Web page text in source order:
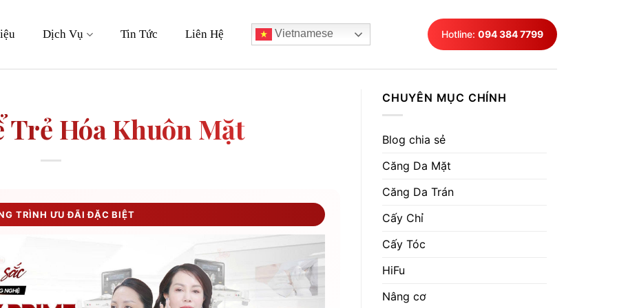
Dịch Vụ Tin Tức Liên Hệ Vietnamese Hotline: 094 384 7799
Trẻ Hóa Khuôn Mặt
TRÌNH ƯU ĐÃI ĐẶC BIỆT
CHUYÊN MỤC CHÍNH
Blog chia sẻ
Căng Da Mặt
Căng Da Trán
Cấy Chỉ
Cấy Tóc
HiFu
Nâng cơ